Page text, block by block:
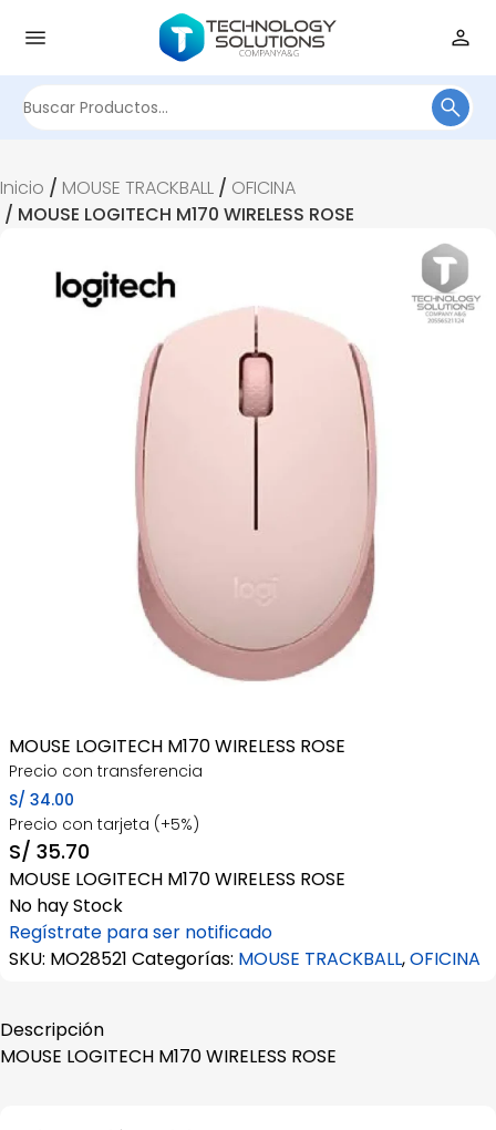
Inicio / MOUSE TRACKBALL / OFICINA
/ MOUSE LOGITECH M170 WIRELESS ROSE
MOUSE LOGITECH M170 WIRELESS ROSE
Precio con transferencia
S/ 34.00
Precio con tarjeta (+5%)
S/ 35.70
MOUSE LOGITECH M170 WIRELESS ROSE
No hay Stock
Regístrate para ser notificado
SKU: MO28521 Categorías: MOUSE TRACKBALL,OFICINA
Descripción
MOUSE LOGITECH M170 WIRELESS ROSE